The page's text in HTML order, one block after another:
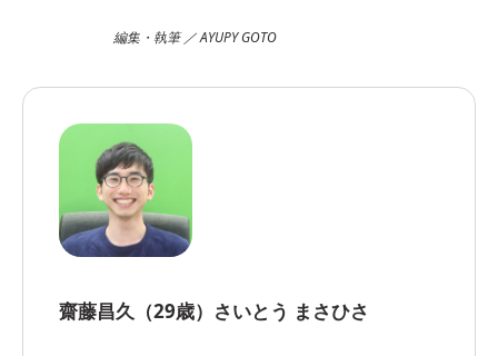
編集・執筆 ／ AYUPY GOTO
齋藤昌久（29歳） さいとう まさひさ